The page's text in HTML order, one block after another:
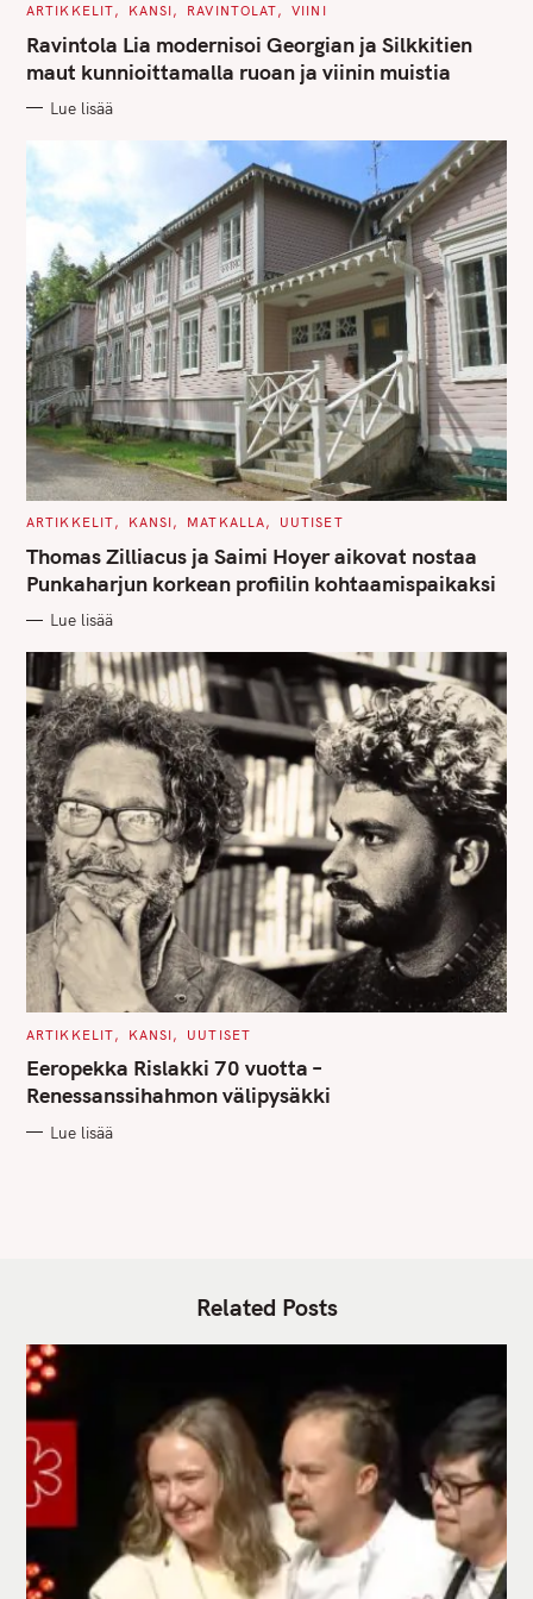
C
T
E
G
O
I
ARTIKKELIT KANSI RAVINTOLAT VIINI
Ravintola Lia modernisoi Georgian ja Silkkitien
maut kunnioittamalla ruoan ja viinin muistia
Lue lisää
C
T
E
G
O
I
S
ARTIKKELIT KANSI MATKALLA UUTISET
Thomas Zilliacus ja Saimi Hoyer aikovat nostaa
Punkaharjun korkean profiilin kohtaamispaikaksi
Lue lisää
C
T
E
G
O
I
ARTIKKELIT KANSI UUTISET
Eeropekka Rislakki 70 vuotta –
Renessanssihahmon välipysäkki
Lue lisää
Related Posts